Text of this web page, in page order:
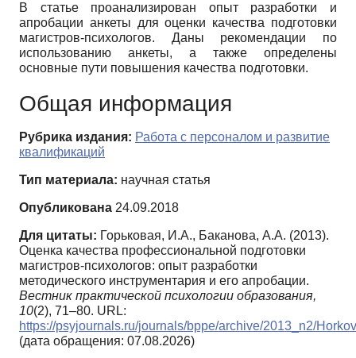
В статье проанализирован опыт разработки и
апробации анкеты для оценки качества подготовки
магистров-психологов. Даны рекомендации по
использованию анкеты, а также определены
основные пути повышения качества подготовки.
Общая информация
Рубрика издания: Работа с персоналом и развитие
квалификаций
Тип материала: научная статья
Опубликована 24.09.2018
Для цитаты: Горьковая, И.А., Баканова, А.А. (2013).
Оценка качества профессиональной подготовки
магистров-психологов: опыт разработки
методического инструментария и его апробации.
Вестник практической психологии образования,
10(2), 71–80. URL:
https://psyjournals.ru/journals/bppe/archive/2013_n2/
(дата обращения: 07.08.2026)